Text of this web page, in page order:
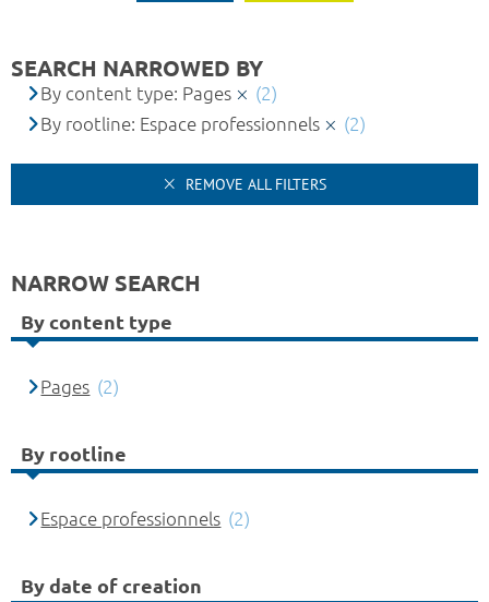
SEARCH NARROWED BY
By content type: Pages
(2)
By rootline: Espace professionnels
(2)
REMOVE ALL FILTERS
NARROW SEARCH
By content type
Pages (2)
By rootline
Espace professionnels (2)
By date of creation